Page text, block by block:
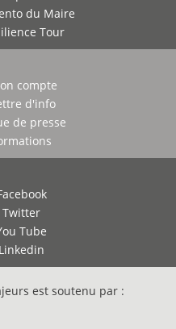
du Maire
Tour
compte
d'info
de presse
Twitter
Tube
Linkedin
est soutenu par :